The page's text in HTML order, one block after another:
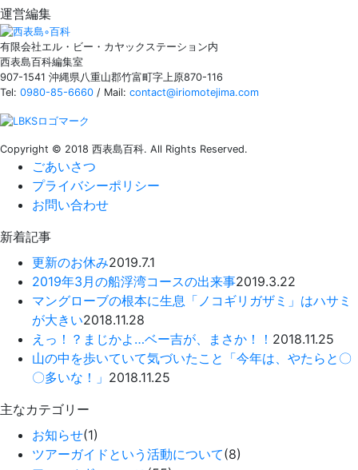
運営編集
有限会社エル・ビー・カヤックステーション内
西表島百科編集室
907-1541 沖縄県八重山郡竹富町字上原870-116
Tel: 0980-85-6660 / Mail: contact@iriomotejima.com
Copyright © 2018 西表島百科. All Rights Reserved.
ごあいさつ
プライバシーポリシー
お問い合わせ
新着記事
更新のお休み2019.7.1
2019年3月の船浮湾コースの出来事2019.3.22
マングローブの根本に生息「ノコギリガザミ」はハサミ
が大きい2018.11.28
えっ！？まじかよ…ベー吉が、まさか！！ 2018.11.25
山の中を歩いていて気づいたこと「今年は、やたらと〇
〇多いな！」 2018.11.25
主なカテゴリー
お知らせ(1)
ツアーガイドという活動について(8)